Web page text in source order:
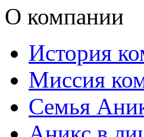
О компании
История
Миссия
Семья